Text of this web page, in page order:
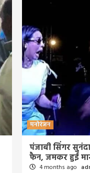
मनोरंजन
पंजाबी सिंगर
फैन, जमकर हुई
4 months ago